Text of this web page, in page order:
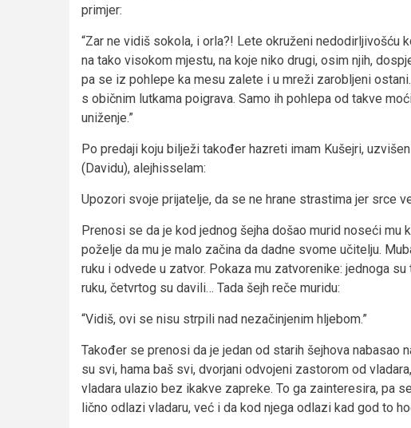
primjer:
“Zar ne vidiš sokola, i orla?! Lete okruženi nedodirljivošću
na tako visokom mjestu, na koje niko drugi, osim njih,
pa se iz pohlepe ka mesu zalete i u mreži zarobljeni
s običnim lutkama poigrava. Samo ih pohlepa od takve
uniženje.”
Po predaji koju bilježi također hazreti imam Kušejri,
(Davidu), alejhisselam:
Upozori svoje prijatelje, da se ne hrane strastima jer srce
Prenosi se da je kod jednog šejha došao murid noseći mu
poželje da mu je malo začina da dadne svome učitelju.
ruku i odvede u zatvor. Pokaza mu zatvorenike: jednoga
ruku, četvrtog su davili… Tada šejh reče muridu:
“Vidiš, ovi se nisu strpili nad nezačinjenim hljebom.”
Također se prenosi da je jedan od starih šejhova nabasao
su svi, hama baš svi, dvorjani odvojeni zastorom od
vladara ulazio bez ikakve zapreke. To ga zainteresira, pa
lično odlazi vladaru, već i da kod njega odlazi kad god to